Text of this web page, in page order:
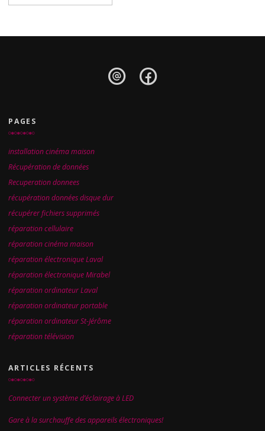
PAGES
installation cinéma maison
Récupération de données
Recuperation donnees
récupération données disque dur
récupérer fichiers supprimés
réparation cellulaire
réparation cinéma maison
réparation électronique Laval
réparation électronique Mirabel
réparation ordinateur Laval
réparation ordinateur portable
réparation ordinateur St-Jérôme
réparation télévision
ARTICLES RÉCENTS
Connecter un système d’éclairage à LED
Gare à la surchauffe des appareils électroniques!